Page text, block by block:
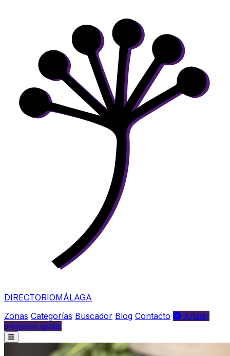
DIRECTORIOMÁLAGA
Zonas Categorías Buscador Blog Contacto
Añadir
empresa gratis